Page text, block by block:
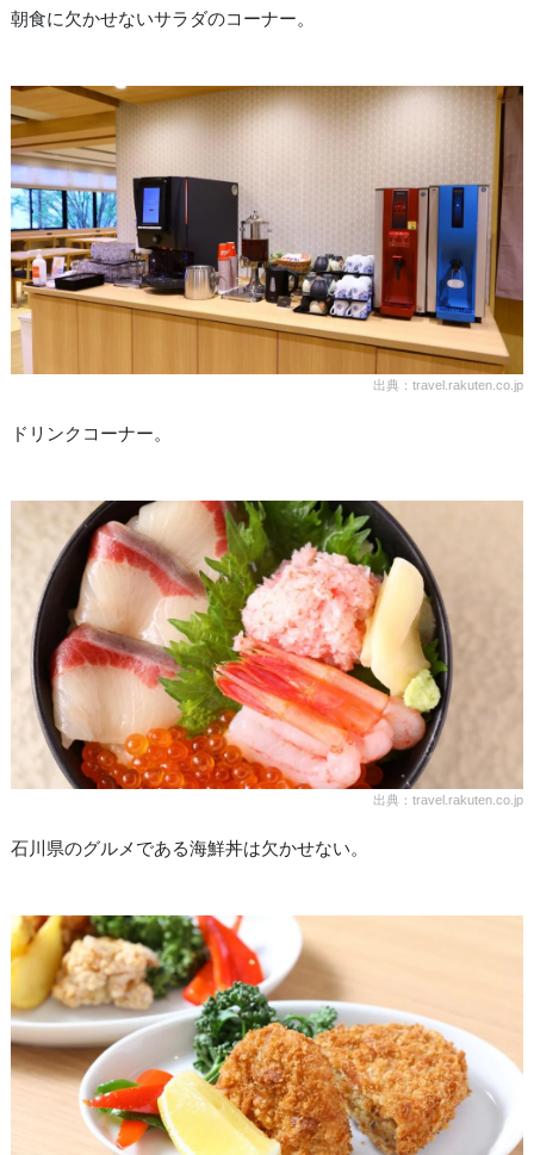
朝食に欠かせないサラダのコーナー。
出典：travel.rakuten.co.jp
ドリンクコーナー。
出典：travel.rakuten.co.jp
石川県のグルメである海鮮丼は欠かせない。